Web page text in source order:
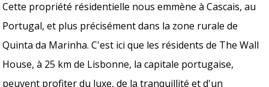
Cette propriété résidentielle nous emmène à Cascais, au
Portugal, et plus précisément dans la zone rurale de
Quinta da Marinha. C'est ici que les résidents de The Wall
House, à 25 km de Lisbonne, la capitale portugaise,
peuvent profiter du luxe, de la tranquillité et d'un